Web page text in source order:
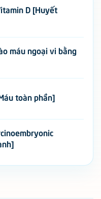
D [Huyết
máu ngoại vi bằng
toàn phần]